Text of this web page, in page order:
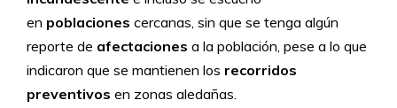
en poblaciones cercanas, sin que se tenga algún
reporte de afectaciones a la población, pese a lo que
indicaron que se mantienen los recorridos
preventivos en zonas aledañas.